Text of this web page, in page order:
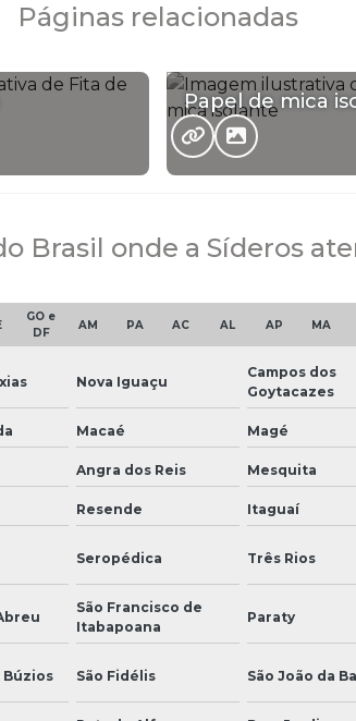
Páginas relacionadas
Papel de mica
Brasil onde a Síderos
GO e
DF
AM PA AC AL AP MA
Nova Iguaçu
Campos dos
Goytacazes
Macaé Magé
Angra dos Reis Mesquita
Resende Itaguaí
Seropédica Três Rios
São Francisco de
Itabapoana
Paraty
Búzios São Fidélis São João da